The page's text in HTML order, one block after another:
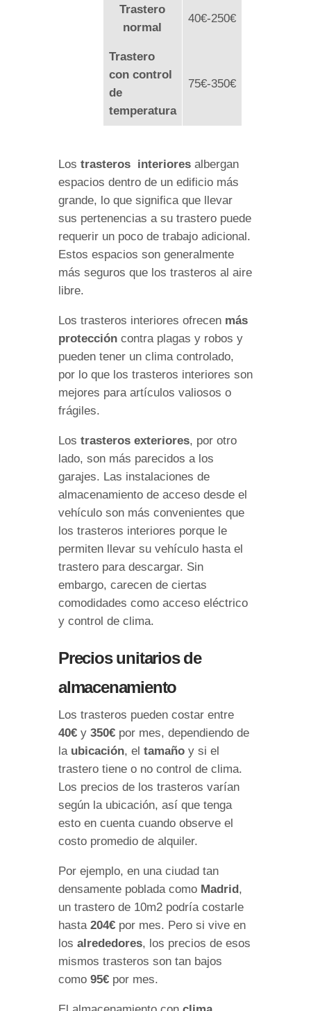
Trastero
normal
40€-250€
Trastero
con control
de
temperatura
75€-350€
Los trasteros interiores albergan
espacios dentro de un edificio más
grande, lo que significa que llevar
sus pertenencias a su trastero puede
requerir un poco de trabajo adicional.
Estos espacios son generalmente
más seguros que los trasteros al aire
libre.
Los trasteros interiores ofrecen más
protección contra plagas y robos y
pueden tener un clima controlado,
por lo que los trasteros interiores son
mejores para artículos valiosos o
frágiles.
Los trasteros exteriores, por otro
lado, son más parecidos a los
garajes. Las instalaciones de
almacenamiento de acceso desde el
vehículo son más convenientes que
los trasteros interiores porque le
permiten llevar su vehículo hasta el
trastero para descargar. Sin
embargo, carecen de ciertas
comodidades como acceso eléctrico
y control de clima.
Precios unitarios de
almacenamiento
Los trasteros pueden costar entre
40€ y 350€ por mes, dependiendo de
la ubicación, el tamaño y si el
trastero tiene o no control de clima.
Los precios de los trasteros varían
según la ubicación, así que tenga
esto en cuenta cuando observe el
costo promedio de alquiler.
Por ejemplo, en una ciudad tan
densamente poblada como Madrid,
un trastero de 10m2 podría costarle
hasta204€ por mes. Pero si vive en
los alrededores, los precios de esos
mismos trasteros son tan bajos
como 95€ por mes.